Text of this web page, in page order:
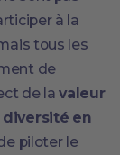
à la
tous les
de
de lavaleur
diversité en
piloter le